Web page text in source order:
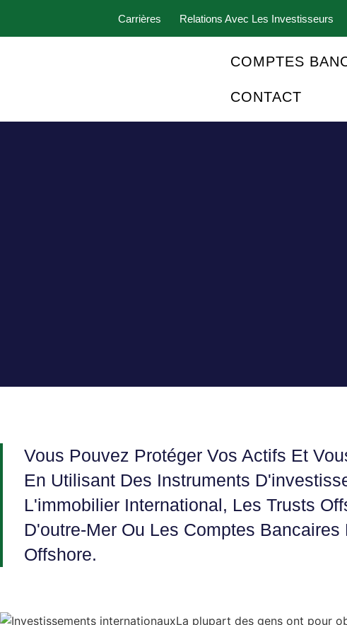
Carrières Relations Avec Les Investisseurs
COMPTES
CONTACT
Vous Pouvez Protéger Vos Actifs Et
En Utilisant Des Instruments
L'immobilier International, Les Trusts
D'outre-Mer Ou Les Comptes
Offshore.
La plupart des gens ont pour